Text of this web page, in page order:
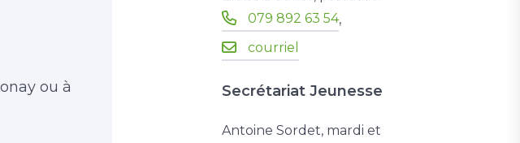
ou à
079 892 63 54,
courriel
Secrétariat Jeunesse
Antoine Sordet, mardi et